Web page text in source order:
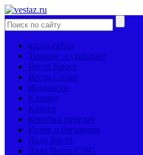
карта сайта
Тюнинг и стайлинг
Веста Кросс
Веста Спорт
Жидкости
Климат
Колеса
Коробка передач
Кузов и багажник
Лада Веста
Лада Веста CNG